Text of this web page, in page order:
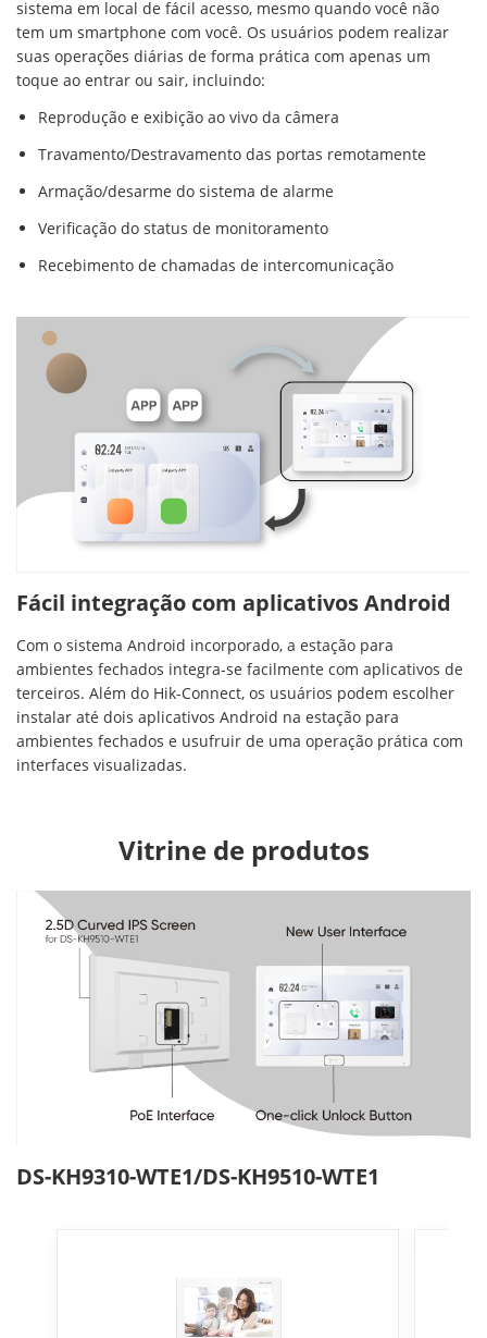
sistema em local de fácil acesso, mesmo quando você não
tem um smartphone com você. Os usuários podem realizar
suas operações diárias de forma prática com apenas um
toque ao entrar ou sair, incluindo:
Reprodução e exibição ao vivo da câmera
Travamento/Destravamento das portas remotamente
Armação/desarme do sistema de alarme
Verificação do status de monitoramento
Recebimento de chamadas de intercomunicação
Fácil integração com aplicativos Android
Com o sistema Android incorporado, a estação para
ambientes fechados integra-se facilmente com aplicativos de
terceiros. Além do Hik-Connect, os usuários podem escolher
instalar até dois aplicativos Android na estação para
ambientes fechados e usufruir de uma operação prática com
interfaces visualizadas.
Vitrine de produtos
DS-KH9310-WTE1/DS-KH9510-WTE1